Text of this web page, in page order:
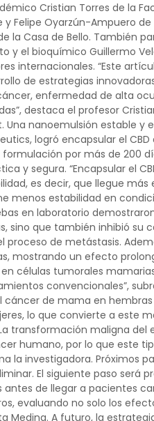
Cristian Torres de la
y Felipe Oyarzún-Ampuero
la Casa de Bello. También
y el bioquímico Guillermo
internacionales. “Este
de estrategias
enfermedad de alta
destaca el profesor
nanoemulsión estable y
logró encapsular el
por más de 200
y segura. “Encapsular el
es decir, que llegue
menos estabilidad en
en laboratorio
sino que también inhibió su
de metástasis.
mostrando un efecto
células tumorales
convencionales”,
de mama en
lo que convierte a este
transformación maligna del
humano, por lo que este
la investigadora. Próximos
El siguiente paso será
de llegar a pacientes
evaluando no solo los
Medina. A futuro, la